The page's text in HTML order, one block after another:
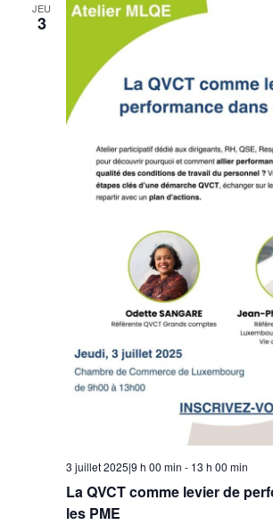
JEU
3
La QVCT comme levier de
les PME
3 juillet 2025|9 h 00 min - 13 h 00 min